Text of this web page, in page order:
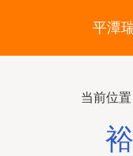
平潭
当前位置